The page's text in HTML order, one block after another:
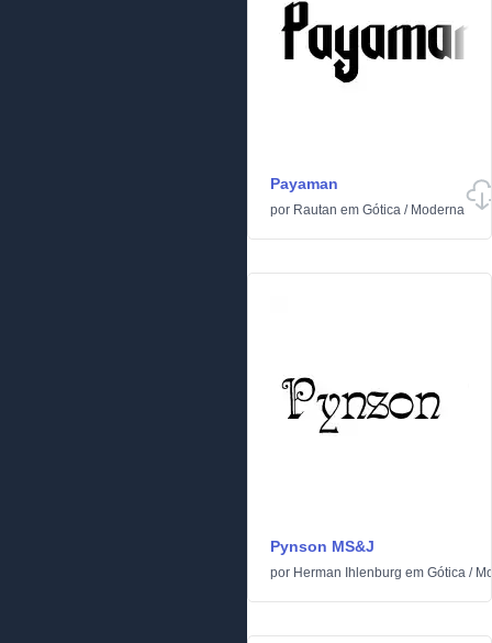
Payaman
por Rautan em Gótica / Moderna
Pynson MS&J
por Herman Ihlenburg em Gótica /